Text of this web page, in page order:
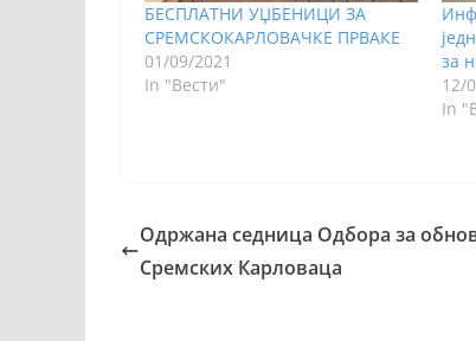
БЕСПЛАТНИ УЏБЕНИЦИ ЗА
СРЕМСКОКАРЛОВАЧКЕ ПРВАКЕ
01/09/2021
In "Вести"
за
12/
In
Одржана седница Одбора за
Сремских Карловаца